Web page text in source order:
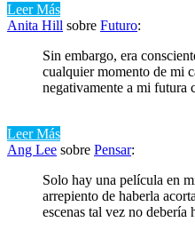
Leer Más
Anita Hill sobre Futuro:
Sin embargo, era
cualquier momento de mi
negativamente a mi futura
Leer Más
Ang Lee sobre Pensar:
Solo hay una película en
arrepiento de haberla
escenas tal vez no debería